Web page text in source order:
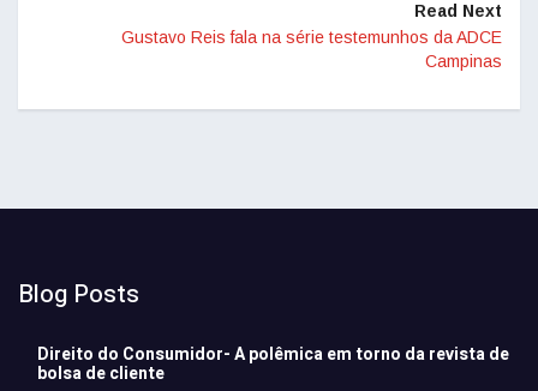
Read Next
Gustavo Reis fala na série testemunhos da ADCE
Campinas
Blog Posts
Direito do Consumidor- A polêmica em torno da revista de
bolsa de cliente